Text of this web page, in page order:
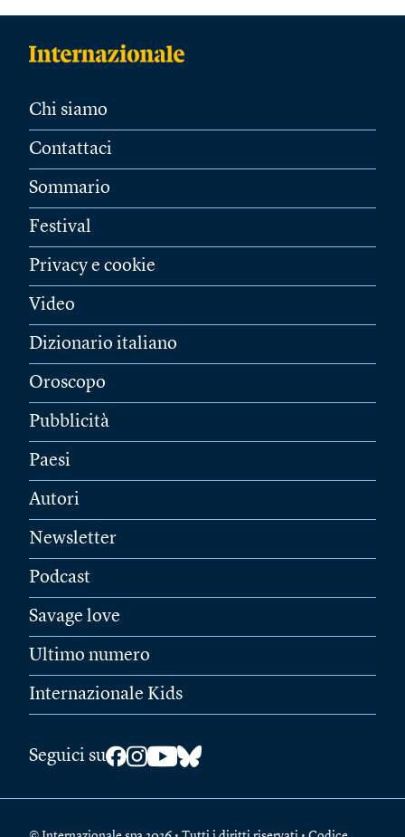
Chi siamo
Contattaci
Sommario
Festival
Privacy e cookie
Video
Dizionario italiano
Oroscopo
Pubblicità
Paesi
Autori
Newsletter
Podcast
Savage love
Ultimo numero
Internazionale Kids
Seguici su